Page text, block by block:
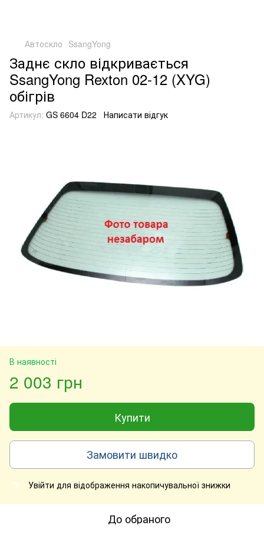
Автоскло SsangYong
Заднє скло відкривається
SsangYong Rexton 02-12 (XYG)
обігрів
Артикул: GS 6604 D22 Написати відгук
В наявності
2 003 грн
Купити
Замовити швидко
% Увійти для відображення накопичувальної знижки
До обраного